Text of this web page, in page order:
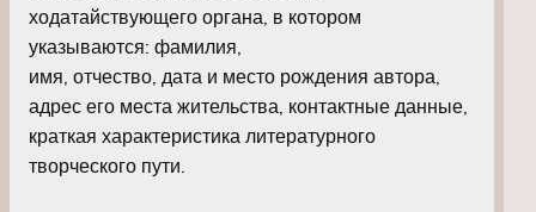
ходатайствующего органа, в котором
указываются: фамилия,
имя, отчество, дата и место рождения автора,
адрес его места жительства, контактные данные,
краткая характеристика литературного
творческого пути.